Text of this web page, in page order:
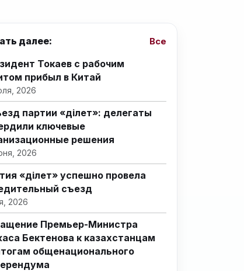
далее: Все
Токаев с рабочим
прибыл в Китай
2026
партии «Әділет»: делегаты
ключевые
решения
2026
«Әділет» успешно провела
съезд
2026
Премьер-Министра
Бектенова к казахстанцам
общенационального